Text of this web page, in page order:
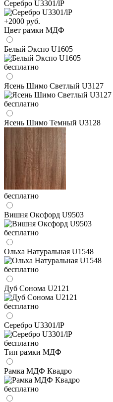
Серебро U3301/lP
+2000 руб.
Цвет рамки МДФ
Белый Экспо U1605
бесплатно
Ясень Шимо Светлый U3127
бесплатно
Ясень Шимо Темный U3128
бесплатно
Вишня Оксфорд U9503
бесплатно
Ольха Натуральная U1548
бесплатно
Дуб Сонома U2121
бесплатно
Серебро U3301/lP
бесплатно
Тип рамки МДФ
Рамка МДФ Квадро
бесплатно